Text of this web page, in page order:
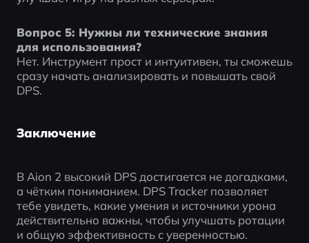
Вопрос 5: Нужны ли технические знания
для использования?
Нет. Инструмент прост и интуитивен, ты сможешь
сразу начать анализировать и повышать свой
DPS.
Заключение
В Aion 2 высокий DPS достигается не догадками,
а чётким пониманием. DPS Tracker позволяет
тебе увидеть, какие умения и источники урона
действительно важны, чтобы улучшать ротации
и общую эффективность с уверенностью.